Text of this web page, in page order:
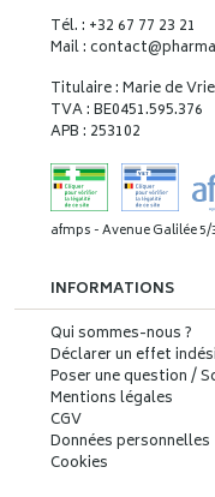
Tél. : +32 67 77 23 21
Mail : contact@
Titulaire : Marie de
TVA : BE0451.595.376
APB : 253102
afmps - Avenue Galilée 5/
INFORMATIONS
Qui sommes-nous ?
Déclarer un effet
Poser une question /
Mentions légales
CGV
Données personnelles
Cookies